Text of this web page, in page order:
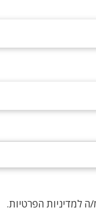
ה למדיניות הפרטיות.